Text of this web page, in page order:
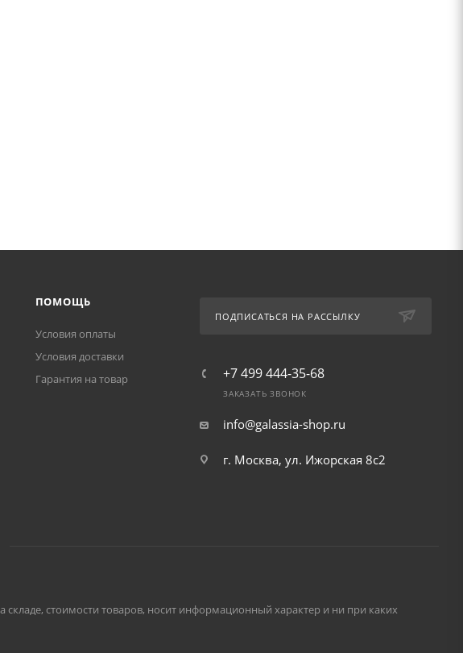
ПОМОЩЬ
Условия оплаты
Условия доставки
Гарантия на товар
ПОДПИСАТЬСЯ НА РАССЫЛКУ
+7 499 444-35-68
ЗАКАЗАТЬ ЗВОНОК
info@galassia-shop.ru
г. Москва, ул. Ижорская 8с2
стоимости товаров, носит информационный характер и ни при каких